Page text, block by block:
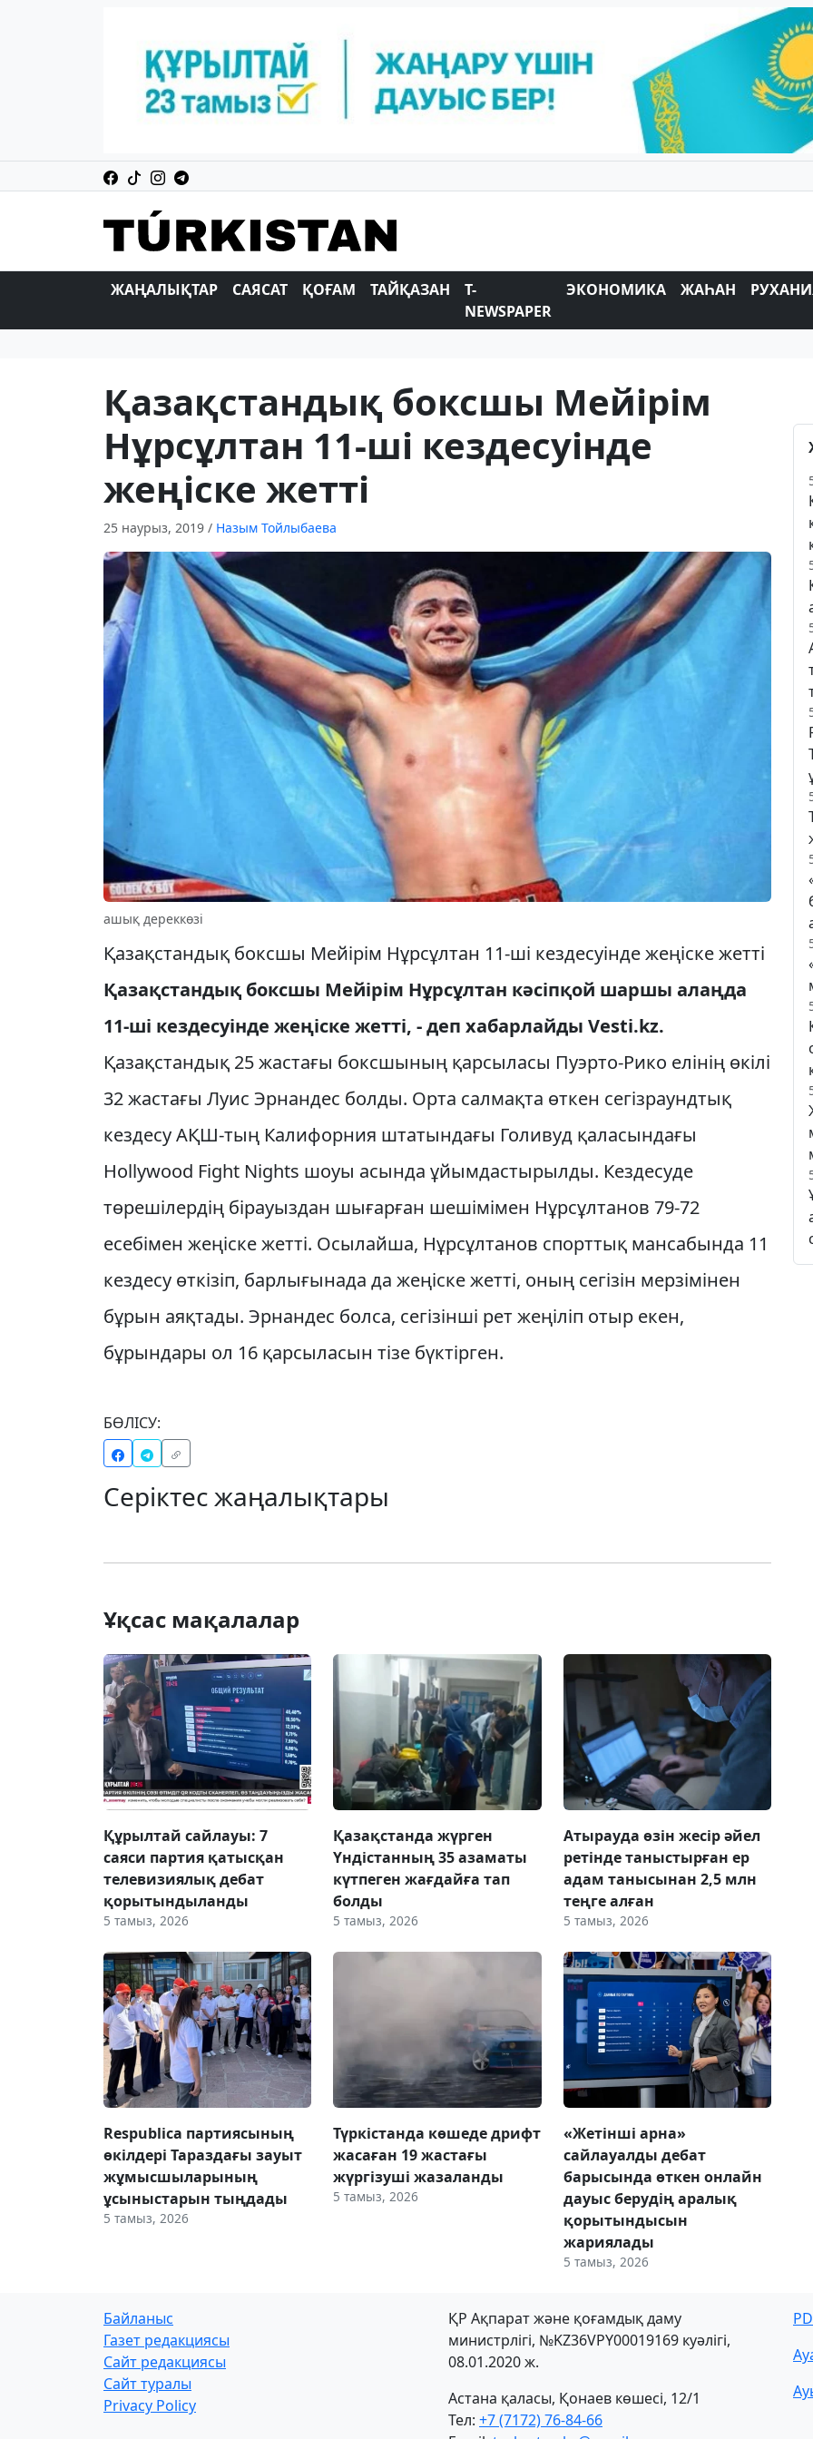
ЖАҢАЛЫҚТАР САЯСАТ ҚОҒАМ ТАЙҚАЗАН
T-
NEWSPAPER
ЭКОНОМИКА ЖАҺАН
Қазақстандық боксшы Мейірім
Нұрсұлтан 11-ші кездесуінде
жеңіске жетті
25 наурыз, 2019 / Назым Тойлыбаева
ашық дереккөзі
Қазақстандық боксшы Мейірім Нұрсұлтан 11-ші кездесуінде жеңіске жетті
Қазақстандық боксшы Мейірім Нұрсұлтан кәсіпқой шаршы алаңда
11-ші кездесуінде жеңіске жетті, - деп хабарлайды Vesti.kz.
Қазақстандық 25 жастағы боксшының қарсыласы Пуэрто-Рико елінің өкілі
32 жастағы Луис Эрнандес болды. Орта салмақта өткен сегізраундтық
кездесу АҚШ-тың Калифорния штатындағы Голивуд қаласындағы
Hollywood Fight Nights шоуы асында ұйымдастырылды. Кездесуде
төрешілердің бірауыздан шығарған шешімімен Нұрсұлтанов 79-72
есебімен жеңіске жетті. Осылайша, Нұрсұлтанов спорттық мансабында 11
кездесу өткізіп, барлығынада да жеңіске жетті, оның сегізін мерзімінен
бұрын аяқтады. Эрнандес болса, сегізінші рет жеңіліп отыр екен,
бұрындары ол 16 қарсыласын тізе бүктірген.
БӨЛІСУ:
Серіктес жаңалықтары
Ұқсас мақалалар
Құрылтай сайлауы: 7
саяси партия қатысқан
телевизиялық дебат
қорытындыланды
5 тамыз, 2026
Қазақстанда жүрген
Үндістанның 35 азаматы
күтпеген жағдайға тап
болды
5 тамыз, 2026
Атырауда өзін жесір әйел
ретінде таныстырған ер
адам танысынан 2,5 млн
теңге алған
5 тамыз, 2026
Respublica партиясының
өкілдері Тараздағы зауыт
жұмысшыларының
ұсыныстарын тыңдады
5 тамыз, 2026
Түркістанда көшеде дрифт
жасаған 19 жастағы
жүргізуші жазаланды
5 тамыз, 2026
«Жетінші арна»
сайлауалды дебат
барысында өткен онлайн
дауыс берудің аралық
қорытындысын
жариялады
5 тамыз, 2026
Байланыс
Газет редакциясы
Сайт редакциясы
Сайт туралы
Privacy Policy
ҚР Ақпарат және қоғамдық даму
министрлігі, №KZ36VPY00019169 куәлігі,
08.01.2020 ж.
Астана қаласы, Қонаев көшесі, 12/1
Тел: +7 (7172) 76-84-66